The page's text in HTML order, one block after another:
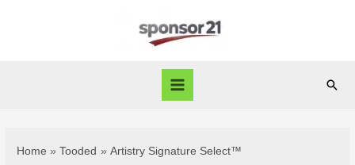
Main
Home Tooded Artistry Signature Select™